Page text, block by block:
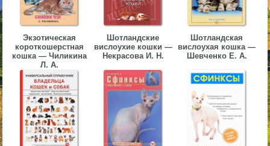
Экзотическая
короткошерстная
кошка — Чиликина
Л. А.
Шотландские
вислоухие кошки —
Некрасова И. Н.
Шотландская
вислоухая кошка —
Шевченко Е. А.
▼
▼
▼